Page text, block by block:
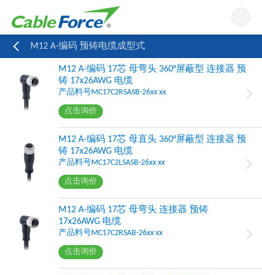
M12 A-编码 预铸电缆成型式
M12 A-编码 17芯 母弯头 360°屏蔽型 连接器 预
铸 17x26AWG 电缆
产品料号MC17C2RSASB-26xx xx
点击询价
M12 A-编码 17芯 母直头 360°屏蔽型 连接器 预
铸 17x26AWG 电缆
产品料号MC17C2LSASB-26xx xx
点击询价
M12 A-编码 17芯 母弯头 连接器 预铸
17x26AWG 电缆
产品料号MC17C2RSAB-26xx xx
点击询价